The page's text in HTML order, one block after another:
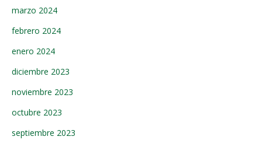
marzo 2024
febrero 2024
enero 2024
diciembre 2023
noviembre 2023
octubre 2023
septiembre 2023